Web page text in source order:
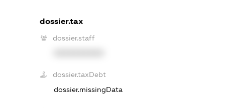
dossier.tax
dossier.staff
dossier.taxDebt
dossier.missingData